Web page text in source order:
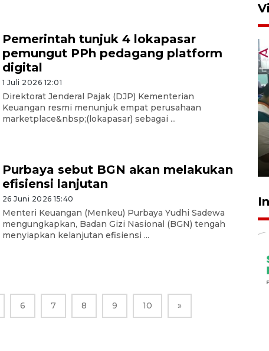
Pemerintah tunjuk 4 lokapasar
pemungut PPh pedagang platform
digital
1 Juli 2026 12:01
Direktorat Jenderal Pajak (DJP) Kementerian
Keuangan resmi menunjuk empat perusahaan
marketplace&nbsp;(lokapasar) sebagai ...
Purbaya sebut BGN akan melakukan
efisiensi lanjutan
26 Juni 2026 15:40
Menteri Keuangan (Menkeu) Purbaya Yudhi Sadewa
mengungkapkan, Badan Gizi Nasional (BGN) tengah
menyiapkan kelanjutan efisiensi ...
6 7 8 9 10 »
Ambon ajak semua pihak buka